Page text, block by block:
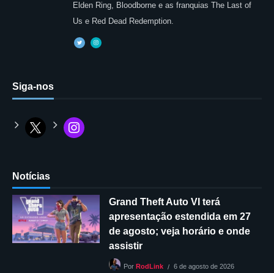
Elden Ring, Bloodborne e as franquias The Last of
Us e Red Dead Redemption.
Siga-nos
Notícias
Grand Theft Auto VI terá
apresentação estendida em 27
de agosto; veja horário e onde
assistir
Por RodLink 6 de agosto de 2026